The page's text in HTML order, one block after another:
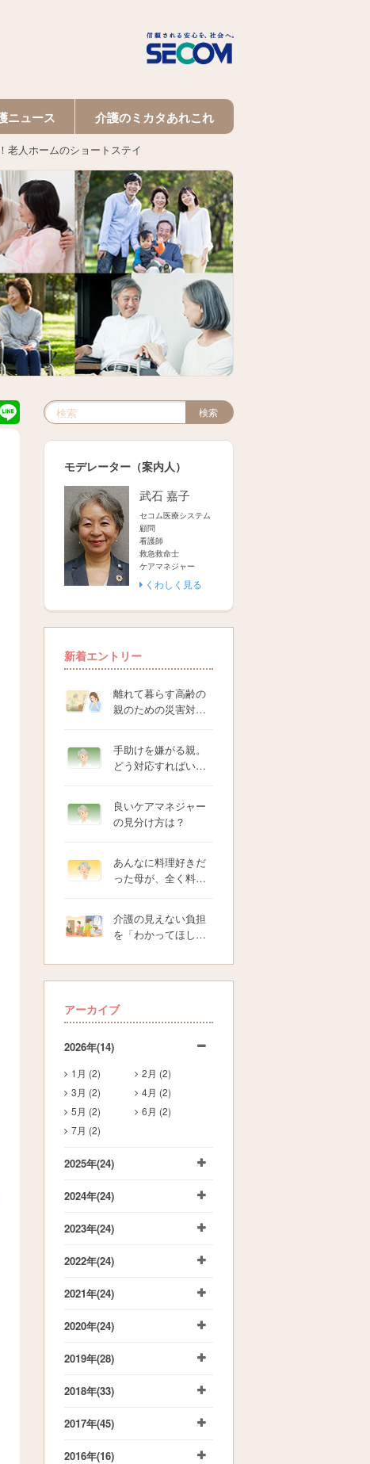
ニュース 介護のミカタあれこれ
老人ホームのショートステイ
検索キーワード入力
検索
モデレーター（案内人）
武石 嘉子
セコム医療システム
顧問
看護師
救急救命士
ケアマネジャー
くわしく見る
新着エントリー
離れて暮らす高齢の
親のための災害対…
手助けを嫌がる親。
どう対応すればい…
良いケアマネジャー
の見分け方は？
あんなに料理好きだ
った母が、全く料…
介護の見えない負担
を「わかってほし…
アーカイブ
2026年(14)
1月 (2)
2月 (2)
3月 (2)
4月 (2)
5月 (2)
6月 (2)
7月 (2)
2025年(24)
2024年(24)
2023年(24)
2022年(24)
2021年(24)
2020年(24)
2019年(28)
2018年(33)
2017年(45)
2016年(16)